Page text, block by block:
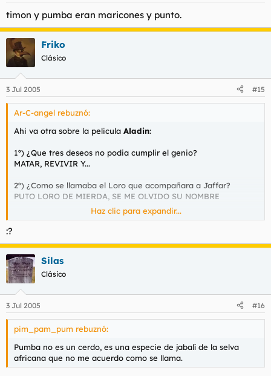
timon y pumba eran maricones y punto.
Friko
Clásico
3 Jul 2005 #15
Ar-C-angel rebuznó:
Ahi va otra sobre la pelicula Aladin:
1º) ¿Que tres deseos no podia cumplir el genio?
MATAR, REVIVIR Y...
2º) ¿Como se llamaba el Loro que acompañara a Jaffar?
PUTO LORO DE MIERDA, SE ME OLVIDO SU NOMBRE
3º) ¿Que calificativo le dio Jaffar a la persona que podría
4º) ¿Las dos partes de que insecto eran necesarias para poder
hacer aparecer la cueva en medio del desierto?
ESCARABAJO, ESE SI LO SABIA
5º) ¿Cual es el nombre que tiene Aladin cuando se hace pasar
por Principe?
ALÍ, COMO MUJAMED ALI
6º) ¿Como se llama la Ciudad en la que se desarolla la
aventura?
AGRABA
Haz clic para expandir...
:?
Silas
Clásico
3 Jul 2005 #16
pim_pam_pum rebuznó:
Pumba no es un cerdo, es una especie de jabalí de la selva
africana que no me acuerdo como se llama.